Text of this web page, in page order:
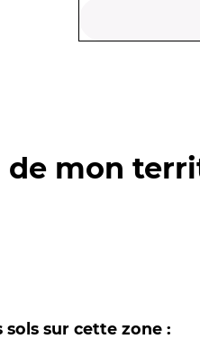
mon
sols sur cette zone :